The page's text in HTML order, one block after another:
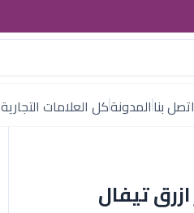
اتصل بناالمدونةكل العلامات التجارية